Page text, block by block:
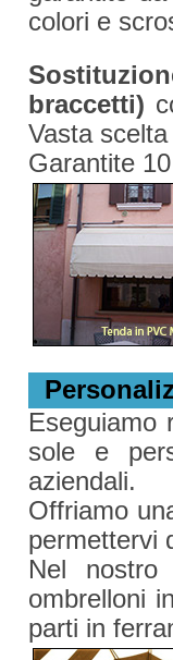
colori e
braccetti)
Vasta
Garantite
Eseguiamo
sole e
aziendali.
Offriamo
permettervi
Nel nostro
ombrelloni
parti in